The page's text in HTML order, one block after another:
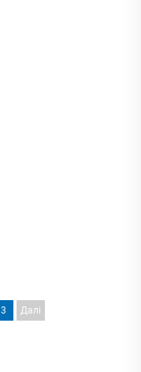
3 Далі